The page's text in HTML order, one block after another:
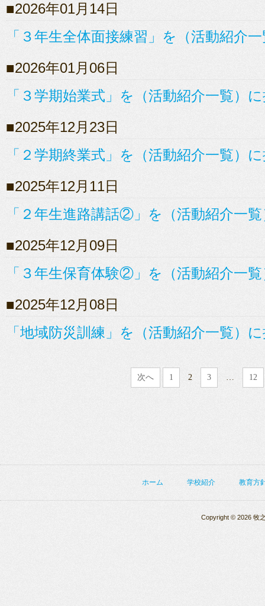
2026年01月14日
「３年生全体面接練習」を（活動紹介
2026年01月06日
「３学期始業式」を（活動紹介一覧）
2025年12月23日
「２学期終業式」を（活動紹介一覧）
2025年12月11日
「２年生進路講話②」を（活動紹介一
2025年12月09日
「３年生保育体験②」を（活動紹介一
2025年12月08日
「地域防災訓練」を（活動紹介一覧）
次へ 1 2 3 … 12
ホーム 学校紹介 教育方
Copyright © 2026 牧